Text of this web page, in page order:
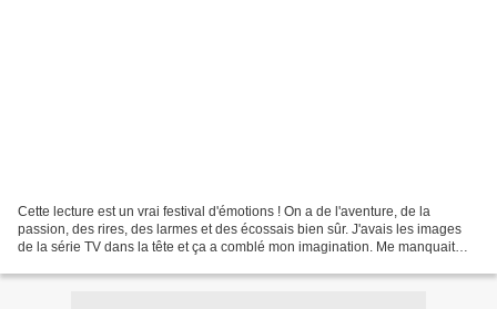
Cette lecture est un vrai festival d'émotions ! On a de l'aventure, de la
passion, des rires, des larmes et des écossais bien sûr. J'avais les images
de la série TV dans la tête et ça a comblé mon imagination. Me manquait